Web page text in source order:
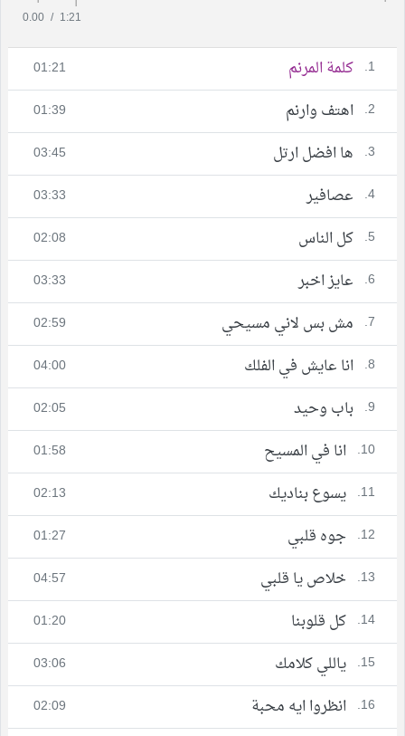
0.00 / 1:21
1. كلمة المرنم
01:21
2. اهتف وارنم
01:39
3.
ها افضل ارتل
03:45
4.
عصافير
03:33
5.
كل الناس
02:08
6.
عايز اخبر
03:33
7.
مش بس لاني مسيحي
02:59
8. انا عايش في الفلك
04:00
9. باب وحيد
02:05
10.
انا في المسيح
01:58
11.
يسوع بناديك
02:13
12.
جوه قلبي
01:27
13.
خلاص يا قلبي
04:57
14.
كل قلوبنا
01:20
15.
ياللي كلامك
03:06
16.
انظروا ايه محبة 02:09